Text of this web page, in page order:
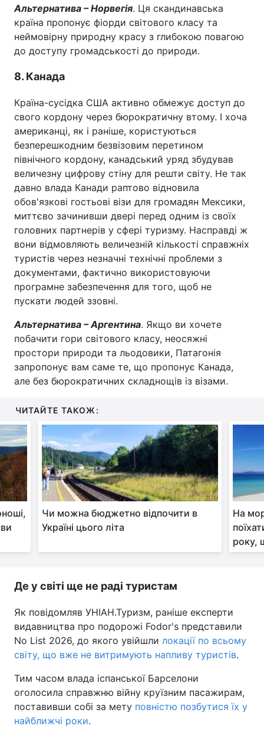
Альтернатива – Норвегія. Ця скандинавська
країна пропонує фіорди світового класу та
неймовірну природну красу з глибокою повагою
до доступу громадськості до природи.
8. Канада
Країна-сусідка США активно обмежує доступ до
свого кордону через бюрократичну втому. І хоча
американці, як і раніше, користуються
безперешкодним безвізовим перетином
північного кордону, канадський уряд збудував
величезну цифрову стіну для решти світу. Не так
давно влада Канади раптово відновила
обов'язкові гостьові візи для громадян Мексики,
миттєво зачинивши двері перед одним із своїх
головних партнерів у сфері туризму. Насправді ж
вони відмовляють величезній кількості справжніх
туристів через незначні технічні проблеми з
документами, фактично використовуючи
програмне забезпечення для того, щоб не
пускати людей ззовні.
Альтернатива – Аргентина. Якщо ви хочете
побачити гори світового класу, неосяжні
простори природи та льодовики, Патагонія
запропонує вам саме те, що пропонує Канада,
але без бюрократичних складнощів із візами.
ЧИТАЙТЕ ТАКОЖ:
Чи можна бюджетно відпочити в
Україні цього літа
На
року,
Де у світі ще не раді туристам
Як повідомляв УНІАН.Туризм, раніше експерти
видавництва про подорожі Fodor's представили
No List 2026, до якого увійшли локації по всьому
світу, що вже не витримують напливу туристів.
Тим часом влада іспанської Барселони
оголосила справжню війну круїзним пасажирам,
поставивши собі за мету повністю позбутися їх у
найближчі роки.